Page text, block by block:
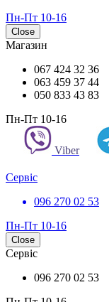
Пн-Пт 10-16
Close
Магазин
067 424 32 36
063 459 37 44
050 833 43 83
Пн-Пт 10-16
Viber
Сервіс
096 270 02 53
Пн-Пт 10-16
Close
Сервіс
096 270 02 53